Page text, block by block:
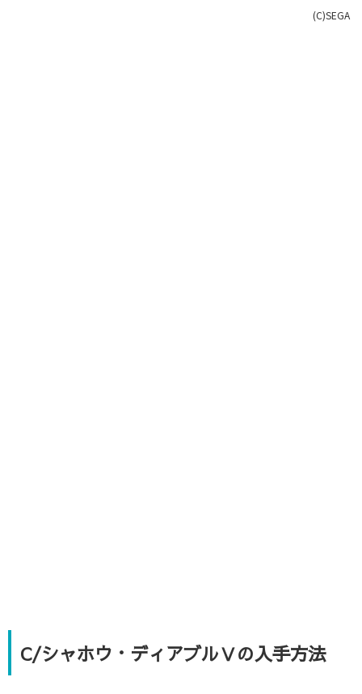
(C)SEGA
C/シャホウ・ディアブルⅤの入手方法